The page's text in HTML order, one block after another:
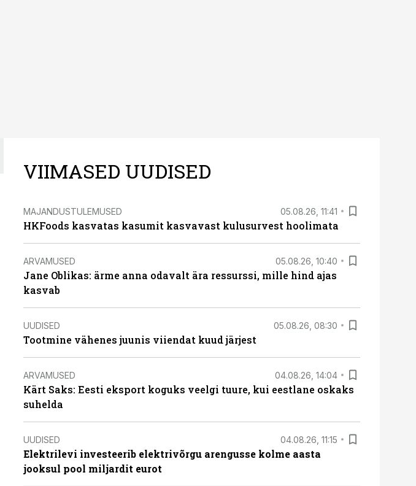
VIIMASED UUDISED
MAJANDUSTULEMUSED 05.08.26, 11:41
HKFoods kasvatas kasumit kasvavast kulusurvest hoolimata
ARVAMUSED 05.08.26, 10:40
Jane Oblikas: ärme anna odavalt ära ressurssi, mille hind ajas
kasvab
UUDISED 05.08.26, 08:30
Tootmine vähenes juunis viiendat kuud järjest
ARVAMUSED 04.08.26, 14:04
Kärt Saks: Eesti eksport koguks veelgi tuure, kui eestlane oskaks
suhelda
UUDISED 04.08.26, 11:15
Elektrilevi investeerib elektrivõrgu arengusse kolme aasta
jooksul pool miljardit eurot